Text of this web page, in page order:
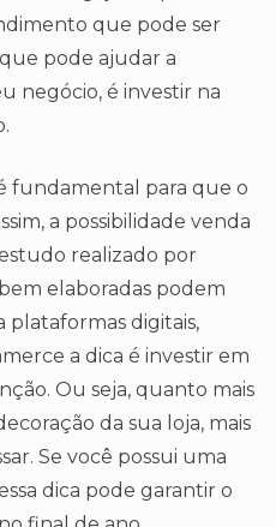
que pode ser
pode ajudar a
negócio, é investir na
é fundamental para que o
a possibilidade venda
realizado por
elaboradas podem
plataformas digitais,
a dica é investir em
Ou seja, quanto mais
da sua loja, mais
Se você possui uma
dica pode garantir o